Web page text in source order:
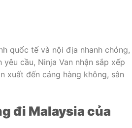
quốc tế và nội địa nhanh chóng,
cầu, Ninja Van nhận sắp xếp
xuất đến cảng hàng không, sân
đi Malaysia của